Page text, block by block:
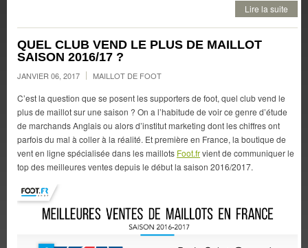
Lire la suite
QUEL CLUB VEND LE PLUS DE MAILLOT
SAISON 2016/17 ?
JANVIER 06, 2017 MAILLOT DE FOOT
C’est la question que se posent les supporters de foot, quel club vend le
plus de maillot sur une saison ? On a l’habitude de voir ce genre d’étude
de marchands Anglais ou alors d’institut marketing dont les chiffres ont
parfois du mal à coller à la réalité. Et première en France, la boutique de
vent en ligne spécialisée dans les maillots Foot.frvient de communiquer le
top des meilleures ventes depuis le début la saison 2016/2017.